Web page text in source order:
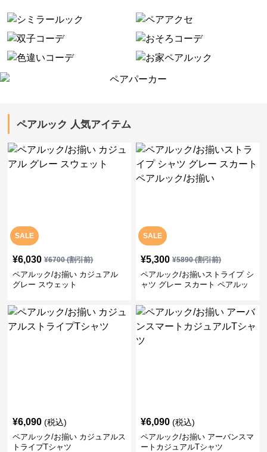
ペアルック 人気アイテム
SALE
¥6,030 ¥6700(割引前)
ペアルック/お揃い カジュアル
グレー スウェット
SALE
¥5,300 ¥5890(割引前)
ペアルック/お揃いストライプ シ
ャツ グレー スカート ペアルッ
¥6,090 (税込)
ペアルック/お揃い カジュアルス
トライプTシャツ
¥6,090 (税込)
ペアルック/お揃い アーバンスマ
ートカジュアルTシャツ